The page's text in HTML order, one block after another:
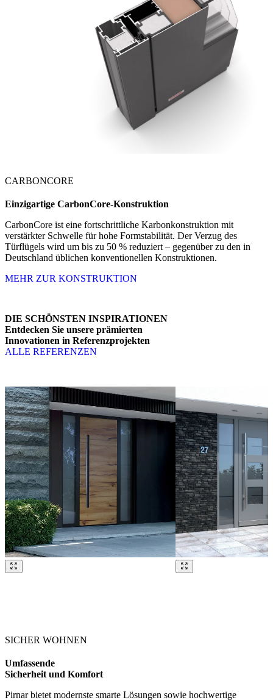
CARBONCORE
Einzigartige CarbonCore-Konstruktion
CarbonCore ist eine fortschrittliche Karbonkonstruktion mit
verstärkter Schwelle für hohe Formstabilität. Der Verzug des
Türflügels wird um bis zu 50 % reduziert – gegenüber zu den in
Deutschland üblichen konventionellen Konstruktionen.
MEHR ZUR KONSTRUKTION
DIE SCHÖNSTEN INSPIRATIONEN
Entdecken Sie unsere prämierten
Innovationen in Referenzprojekten
ALLE REFERENZEN
SICHER WOHNEN
Umfassende
Sicherheit und Komfort
Pirnar bietet modernste smarte Lösungen sowie hochwertige